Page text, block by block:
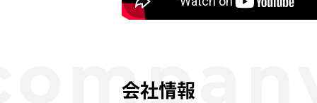
会社情報